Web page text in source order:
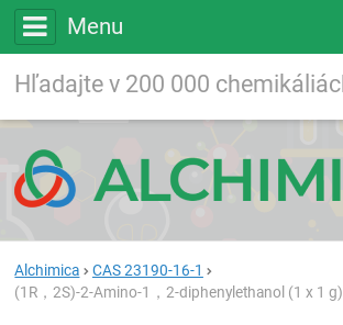
Menu
Vyhľadávanie
Alchimica
CAS 23190-16-1
(1R，2S)-2-Amino-1，2-diphenylethanol (1 x 1 g)